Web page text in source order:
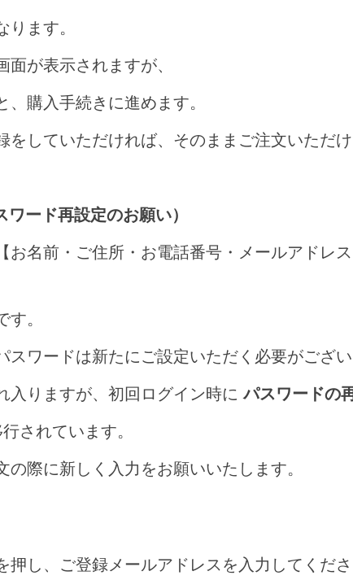
ます。
面が表示されますが、
、購入手続きに進めます。
していただければ、そのままご注文いただけ
ード再設定のお願い）
お名前・ご住所・お電話番号・メールアドレ
。
ワードは新たにご設定いただく必要がござい
入りますが、初回ログイン時にパスワードの
されています。
際に新しく入力をお願いいたします。
押し、ご登録メールアドレスを入力してくださ